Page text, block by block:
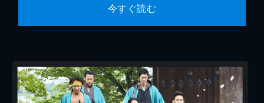
今すぐ読む